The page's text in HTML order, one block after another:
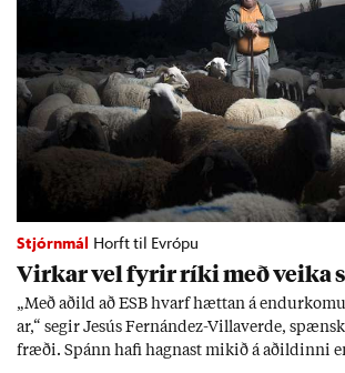
Stjórnmál Horft til Evrópu
Virk­ar vel fyr­ir ríki með veika
„Með að­ild að ESB hvarf hætt­an á
ar,“ seg­ir Jesús Fer­nández-Villa­ver­de,
fræði. Spánn hafi hagn­ast mik­ið á að­ild­inni